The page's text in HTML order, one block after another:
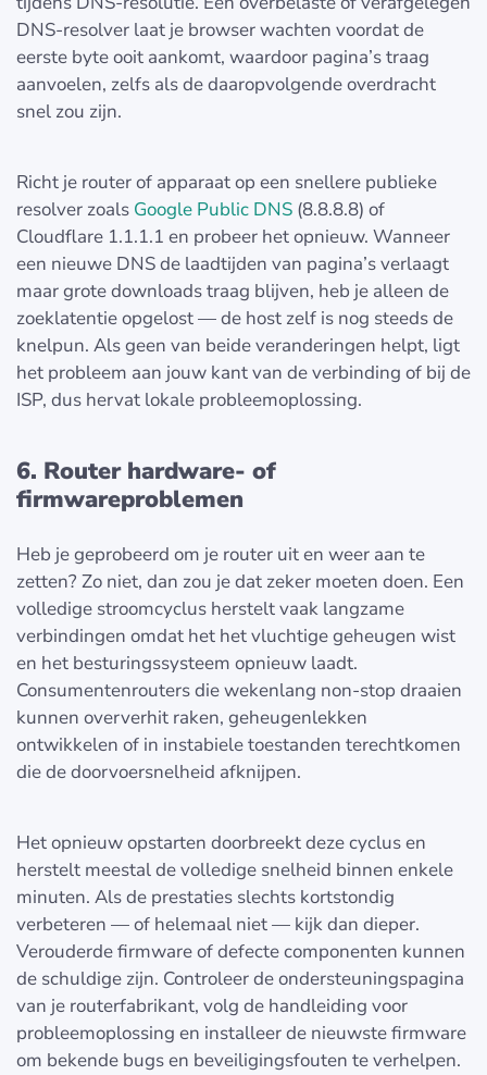
DNS-resolver laat je browser wachten voordat de
eerste byte ooit aankomt, waardoor pagina’s traag
aanvoelen, zelfs als de daaropvolgende overdracht
snel zou zijn.
Richt je router of apparaat op een snellere publieke
resolver zoals Google Public DNS (8.8.8.8) of
Cloudflare 1.1.1.1 en probeer het opnieuw. Wanneer
een nieuwe DNS de laadtijden van pagina’s verlaagt
maar grote downloads traag blijven, heb je alleen de
zoeklatentie opgelost — de host zelf is nog steeds de
knelpun. Als geen van beide veranderingen helpt, ligt
het probleem aan jouw kant van de verbinding of bij de
ISP, dus hervat lokale probleemoplossing.
6. Router hardware- of
firmwareproblemen
Heb je geprobeerd om je router uit en weer aan te
zetten? Zo niet, dan zou je dat zeker moeten doen. Een
volledige stroomcyclus herstelt vaak langzame
verbindingen omdat het het vluchtige geheugen wist
en het besturingssysteem opnieuw laadt.
Consumentenrouters die wekenlang non-stop draaien
kunnen oververhit raken, geheugenlekken
ontwikkelen of in instabiele toestanden terechtkomen
die de doorvoersnelheid afknijpen.
Het opnieuw opstarten doorbreekt deze cyclus en
herstelt meestal de volledige snelheid binnen enkele
minuten. Als de prestaties slechts kortstondig
verbeteren — of helemaal niet — kijk dan dieper.
Verouderde firmware of defecte componenten kunnen
de schuldige zijn. Controleer de ondersteuningspagina
van je routerfabrikant, volg de handleiding voor
probleemoplossing en installeer de nieuwste firmware
om bekende bugs en beveiligingsfouten te verhelpen.